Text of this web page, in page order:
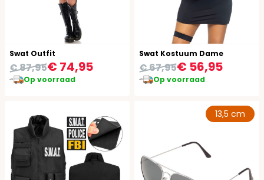
Swat Outfit
€ 74,95
€ 87,95
Op voorraad
Swat Kostuum Dame
€ 56,95
€ 67,95
Op voorraad
13,5 cm